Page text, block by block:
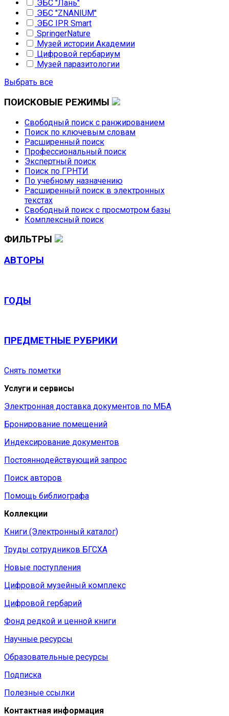
ЭБС "Лань"
ЭБС "ZNANIUM"
ЭБС IPR Smart
SpringerNature
Музей истории Академии
Цифровой гербариум
Музей паразитологии
Выбрать все
ПОИСКОВЫЕ РЕЖИМЫ
Свободный поиск с ранжированием
Поиск по ключевым словам
Расширенный поиск
Профессиональный поиск
Экспертный поиск
Поиск по ГРНТИ
По учебному назначению
Расширенный поиск в электронных
текстах
Свободный поиск с просмотром базы
Комплексный поиск
ФИЛЬТРЫ
АВТОРЫ
ГОДЫ
ПРЕДМЕТНЫЕ РУБРИКИ
Снять пометки
Услуги и сервисы
Электронная доставка документов по МБА
Бронирование помещений
Индексирование документов
Постояннодействующий запрос
Поиск авторов
Помощь библиографа
Коллекции
Книги (Электронный каталог)
Труды сотрудников БГСХА
Новые поступления
Цифровой музейный комплекс
Цифровой гербарий
Фонд редкой и ценной книги
Научные ресурсы
Образовательные ресурсы
Подписка
Полезные ссылки
Контактная информация